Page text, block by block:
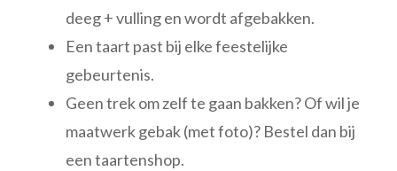
deeg + vulling en wordt afgebakken.
Een taart past bij elke feestelijke
gebeurtenis.
Geen trek om zelf te gaan bakken? Of wil je
maatwerk gebak (met foto)? Bestel dan bij
een taartenshop.